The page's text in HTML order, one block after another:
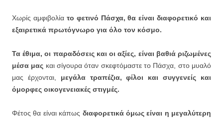
Χωρίς αμφιβολίατο φετινό Πάσχα, θα είναι διαφορετικό και
εξαιρετικά πρωτόγνωρο για όλο τον κόσμο.
Τα έθιμα, οι παραδόσεις και οι αξίες, είναι βαθιά ριζωμένες
μέσα μας και σίγουρα όταν σκεφτόμαστε το Πάσχα, στο μυαλό
μας έρχονται, μεγάλα τραπέζια, φίλοι και συγγενείς και
όμορφες οικογενειακές στιγμές.
Φέτος θα είναι κάπως διαφορετικά όμως είναι η μεγαλύτερη